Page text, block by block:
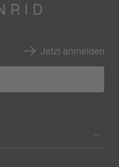
Jetzt anmelden